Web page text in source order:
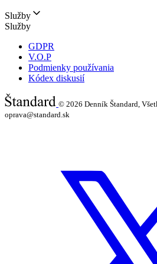
Služby
Služby
GDPR
V.O.P
Podmienky používania
Kódex diskusií
© 2026 Denník Štandard,
oprava@standard.sk